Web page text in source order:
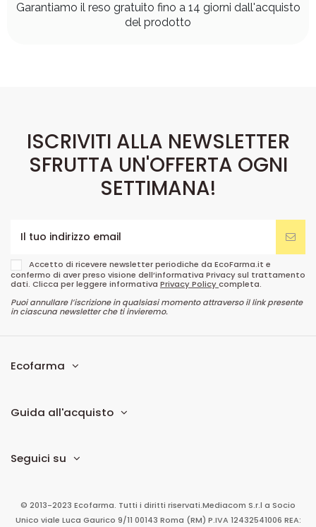
Garantiamo il reso gratuito fino a 14 giorni dall'acquisto
del prodotto
ISCRIVITI ALLA NEWSLETTER
SFRUTTA UN'OFFERTA OGNI
SETTIMANA!
Accetto di ricevere newsletter periodiche da EcoFarma.it e
confermo di aver preso visione dell’informativa Privacy sul trattamento
dati. Clicca per leggere informativa Privacy Policycompleta.
Puoi annullare l’iscrizione in qualsiasi momento attraverso il link presente
in ciascuna newsletter che ti invieremo.
Ecofarma
Guida all'acquisto
Seguici su
© 2013-2023 Ecofarma. Tutti i diritti riservati.Mediacom S.r.l a Socio
Unico viale Luca Gaurico 9/11 00143 Roma (RM) P.IVA 12432541006 REA: